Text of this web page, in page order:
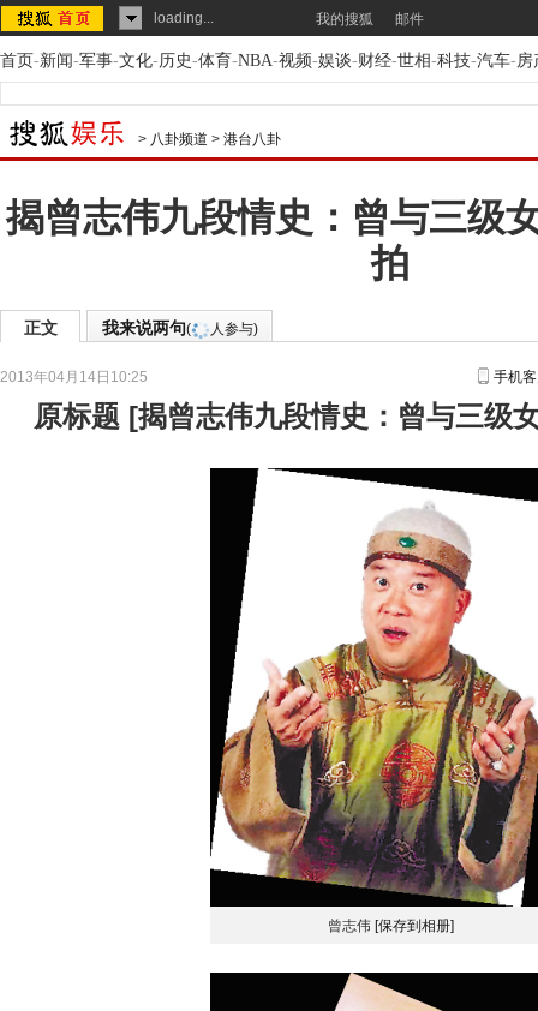
loading... 我的搜狐 邮件
首页-新闻-军事-文化-历史-体育-NBA-视频-娱谈-财经-世相-科技-汽车-房
> 八卦频道 > 港台八卦
揭曾志伟九段情史：曾与三级
拍
正文 我来说两句( 人参与)
2013年04月14日10:25 手机
原标题 [揭曾志伟九段情史：曾与三级
曾志伟 [保存到相册]